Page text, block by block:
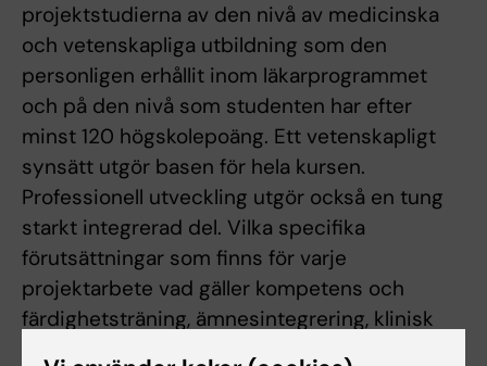
projektstudierna av den nivå av medicinska
och vetenskapliga utbildning som den
personligen erhållit inom läkarprogrammet
och på den nivå som studenten har efter
minst 120 högskolepoäng. Ett vetenskapligt
synsätt utgör basen för hela kursen.
Professionell utveckling utgör också en tung
starkt integrerad del. Vilka specifika
förutsättningar som finns för varje
projektarbete vad gäller kompetens och
färdighetsträning, ämnesintegrering, klinisk